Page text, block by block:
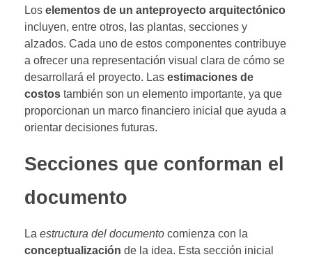
Los elementos de un anteproyecto arquitectónico
incluyen, entre otros, las plantas, secciones y
alzados. Cada uno de estos componentes contribuye
a ofrecer una representación visual clara de cómo se
desarrollará el proyecto. Las estimaciones de
costos también son un elemento importante, ya que
proporcionan un marco financiero inicial que ayuda a
orientar decisiones futuras.
Secciones que conforman el
documento
La estructura del documento comienza con la
conceptualización de la idea. Esta sección inicial